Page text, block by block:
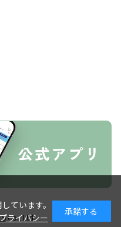
Co., Ltd.
ています。
ライバシー
承諾する